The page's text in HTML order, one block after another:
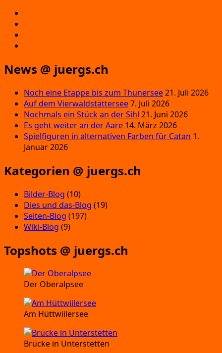
News @ juergs.ch
Noch eine Etappe bis zum Thunersee21. Juli 2026
Auf dem Vierwaldstättersee7. Juli 2026
Nochmals ein Stück an der Sihl 21. Juni 2026
Es geht weiter an der Aare 14. März 2026
Spielfiguren in alternativen Farben für Catan 1.
Januar 2026
Kategorien @ juergs.ch
Bilder-Blog (10)
Dies und das-Blog (19)
Seiten-Blog (197)
Wiki-Blog (9)
Topshots @ juergs.ch
Der Oberalpsee
Am Hüttwiilersee
Brücke in Unterstetten